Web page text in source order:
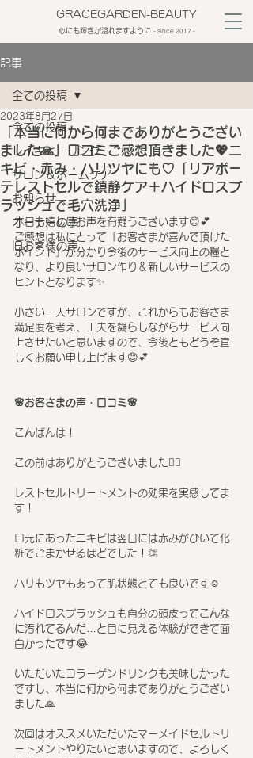
GRACEGARDEN-BEAUTY
心にも輝きが溢れますように ​- since 2017 -
記事
全ての投稿
レイキヒーリング
サロン＆ホームケア
お知らせ
オーナーの事
旧お客様の声
全ての投稿
「本当に何から何までありがとうござい
ました🙏」口コミご感想頂きました💖ニ
キビ・赤み・ハリツヤにも♡「リアボー
テレストセルで鎮静ケア＋ハイドロスプ
ラッシュで毛穴洗浄」
2023年8月27日
本日も嬉しいお声を有難うございます😊💕
ご感想は私にとって「お客さまが喜んで頂けた
ポイント」が分かり今後のサービス向上の糧と
なり、より良いサロン作り＆新しいサービスの
ヒントとなります✨
小さい一人サロンですが、これからもお客さま
満足度を考え、工夫を凝らしながらサービス向
上させたいと思いますので、今後ともどうぞ宜
しくお願い申し上げます😊💕
🌸お客さまの声・口コミ🌸
こんばんは！
この前はありがとうございました🙇‍♀️
レストセルトリートメントの効果を実感してま
す！
口元にあったニキビは翌日には赤みがひいて化
粧でごまかせるほどでした！👏
ハリもツヤもあって肌状態とても良いです☺️
ハイドロスプラッシュも自分の頭皮ってこんな
に汚れてるんだ…と目に見える体験ができて面
白かったです😂
いただいたコラーゲンドリンクも美味しかった
ですし、本当に何から何までありがとうござい
ました🙏
次回はオススメいただいたマーメイドセルトリ
ートメントやりたいと思いますので、よろしく